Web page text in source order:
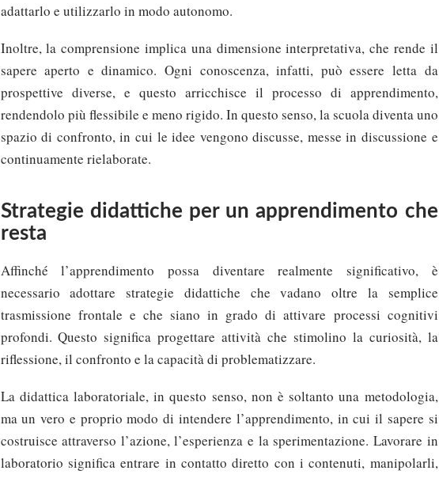
adattarlo e utilizzarlo in modo autonomo.
Inoltre, la comprensione implica una dimensione interpretativa, che rende il
sapere aperto e dinamico. Ogni conoscenza, infatti, può essere letta da
prospettive diverse, e questo arricchisce il processo di apprendimento,
rendendolo più flessibile e meno rigido. In questo senso, la scuola diventa uno
spazio di confronto, in cui le idee vengono discusse, messe in discussione e
continuamente rielaborate.
Strategie didattiche per un apprendimento che
resta
Affinché l’apprendimento possa diventare realmente significativo, è
necessario adottare strategie didattiche che vadano oltre la semplice
trasmissione frontale e che siano in grado di attivare processi cognitivi
profondi. Questo significa progettare attività che stimolino la curiosità, la
riflessione, il confronto e la capacità di problematizzare.
La didattica laboratoriale, in questo senso, non è soltanto una metodologia,
ma un vero e proprio modo di intendere l’apprendimento, in cui il sapere si
costruisce attraverso l’azione, l’esperienza e la sperimentazione. Lavorare in
laboratorio significa entrare in contatto diretto con i contenuti, manipolarli,